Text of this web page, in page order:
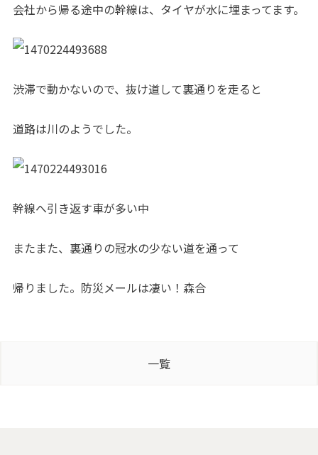
会社から帰る途中の幹線は、タイヤが水に埋まってます。
渋滞で動かないので、抜け道して裏通りを走ると
道路は川のようでした。
幹線へ引き返す車が多い中
またまた、裏通りの冠水の少ない道を通って
帰りました。防災メールは凄い！森合
一覧